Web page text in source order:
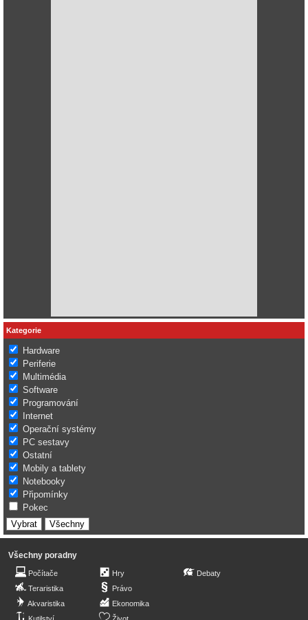
Kategorie
Hardware
Periferie
Multimédia
Software
Programování
Internet
Operační systémy
PC sestavy
Ostatní
Mobily a tablety
Notebooky
Připomínky
Pokec
Všechny poradny
Počítače
Teraristika
Akvaristika
Hry
Právo
Ekonomika
Debaty